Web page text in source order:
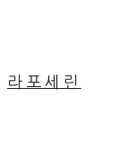
라포세린